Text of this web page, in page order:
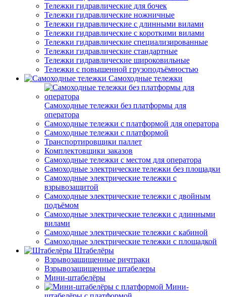
Тележки гидравлические для бочек
Тележки гидравлические ножничные
Тележки гидравлические с длинными вилами
Тележки гидравлические с короткими вилами
Тележки гидравлические специализированные
Тележки гидравлические стандартные
Тележки гидравлические широковильные
Тележки с повышенной грузоподъёмностью
Самоходные тележки
Самоходные тележки без платформы для
оператора
Самоходные тележки с платформой для оператора
Самоходные тележки с платформой
Транспортировщики паллет
Комплектовщики заказов
Самоходные тележки с местом для оператора
Самоходные электрические тележки без площадки
Самоходные электрические тележки с
взрывозащитой
Самоходные электрические тележки с двойным
подъёмом
Самоходные электрические тележки с длинными
вилами
Самоходные электрические тележки с кабиной
Самоходные электрические тележки с площадкой
Штабелёры
Взрывозащищенные ричтраки
Взрывозащищенные штабелеры
Мини-штабелёры
Мини-